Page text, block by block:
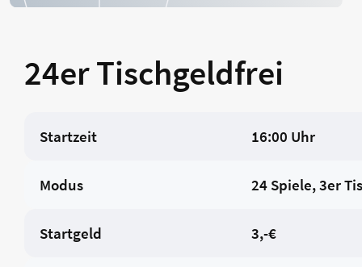
24er Tischgeldfrei
Startzeit 16:00 Uhr
Modus 24 Spiele, 3er
Startgeld 3,-€